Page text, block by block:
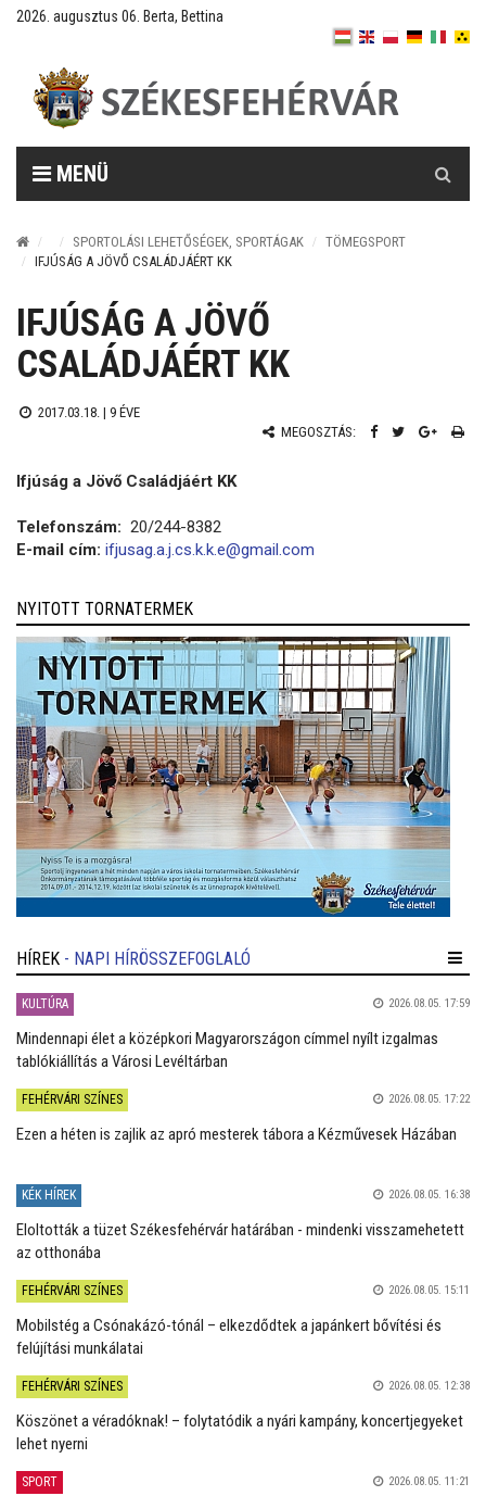
2026. augusztus 06. Berta, Bettina
MENÜ
SPORTOLÁSI LEHETŐSÉGEK, SPORTÁGAK
TÖMEGSPORT
IFJÚSÁG A JÖVŐ CSALÁDJÁÉRT KK
IFJÚSÁG A JÖVŐ
CSALÁDJÁÉRT KK
2017.03.18. | 9 ÉVE
MEGOSZTÁS:
Ifjúság a Jövő Családjáért KK
Telefonszám: 20/244-8382
E-mail cím: ifjusag.a.j.cs.k.k.e@gmail.com
NYITOTT TORNATERMEK
HÍREK - NAPI HÍRÖSSZEFOGLALÓ
KULTÚRA 2026.08.05. 17:59
Mindennapi élet a középkori Magyarországon címmel nyílt izgalmas
tablókiállítás a Városi Levéltárban
FEHÉRVÁRI SZÍNES 2026.08.05. 17:22
Ezen a héten is zajlik az apró mesterek tábora a Kézművesek Házában
KÉK HÍREK 2026.08.05. 16:38
Eloltották a tüzet Székesfehérvár határában - mindenki visszamehetett
az otthonába
FEHÉRVÁRI SZÍNES 2026.08.05. 15:11
Mobilstég a Csónakázó-tónál – elkezdődtek a japánkert bővítési és
felújítási munkálatai
FEHÉRVÁRI SZÍNES 2026.08.05. 12:38
Köszönet a véradóknak! – folytatódik a nyári kampány, koncertjegyeket
lehet nyerni
SPORT 2026.08.05. 11:21